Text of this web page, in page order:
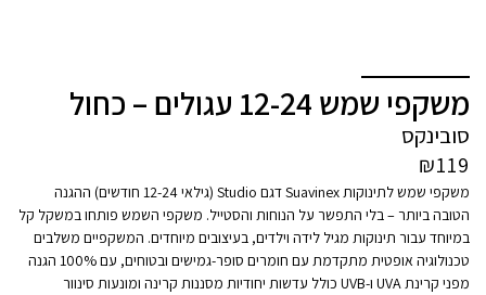
משקפי שמש 12-24 עגולים – כחול
סובינקס
₪119
משקפי שמש לתינוקות Suavinex דגם Studio (גילאי 12-24 חודשים) ההגנה
הטובה ביותר – בלי התפשר על הנוחות והסטייל. משקפי השמש פותחו במשקל קל
במיוחד עבור תינוקות מגיל לידה וילדים, בעיצובים מיוחדים. המשקפיים משלבים
טכנולוגיה אופטית מתקדמת עם חומרים סופר-גמישים ובטוחים, עם 100% הגנה
מפני קרינת UVA ו-UVB כולל עדשות יחודיות מסננות קרינה ומונעות סינוור